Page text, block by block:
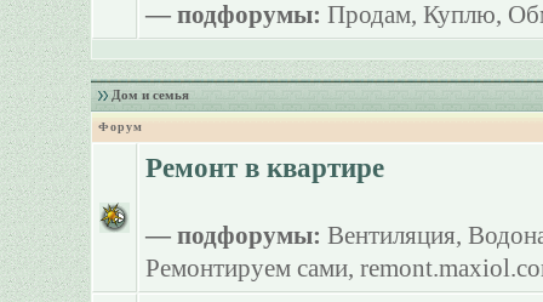
— подфорумы: Продам, Куплю,
Дом и семья
Форум
Ремонт в квартире
— подфорумы: Вентиляция,
Ремонтируем сами,